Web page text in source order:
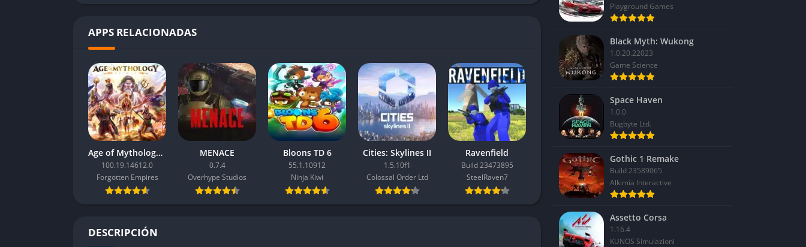
APPS RELACIONADAS
Age of Mythology: Retold
100.19.14612.0
Forgotten Empires
MENACE
0.7.4
Overhype Studios
Bloons TD 6
55.1.10912
Ninja Kiwi
Cities: Skylines II
1.5.10f1
Colossal Order Ltd
Ravenfield
Build 23473895
SteelRaven7
DESCRIPCIÓN
Playground Games
Black Myth: Wukong
1.0.20.22023
Game Science
Space Haven
1.0.0
Bugbyte Ltd.
Gothic 1 Remake
Build 23589065
Alkimia Interactive
Assetto Corsa
1.16.4
KUNOS Simulazioni